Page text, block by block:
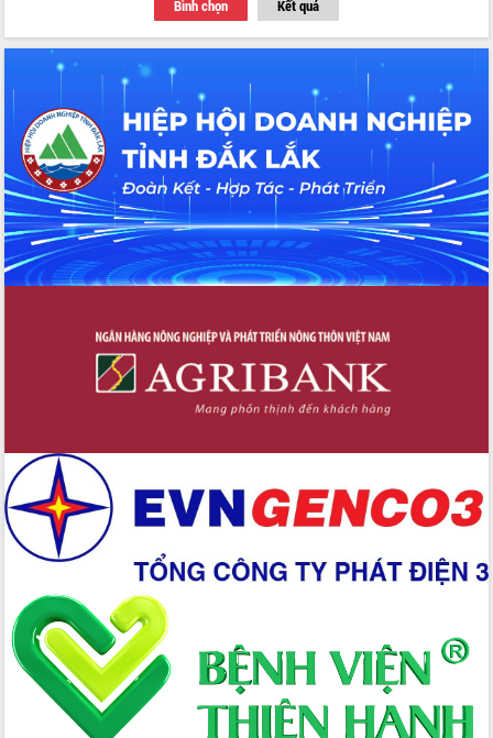
Thứ trưởng Bộ Y tế làm việc với tỉnh
Đắk Lắk về phát triển nhân lực y tế
cho trạm y tế cấp xã
Du lịch Đắk Lắk nâng tầm trải nghiệm
du khách thông qua Hệ thống cơ sở dữ
liệu và Bản đồ số
Tập huấn ứng dụng trí tuệ nhân tạo (AI)
trong thương mại điện tử năm 2026
Đoàn đại biểu Quốc hội tỉnh Đắk Lắk
trao đổi thông tin trước Kỳ họp thứ
nhất, Quốc hội khóa XVI
Quyết liệt cải cách hành chính, khơi
Nâng cao hiệu lực, hiệu quả HĐND
tỉnh thông qua hiện đại hóa hành chính
Xã Ea Phê gắn cải cách hành chính với
chuyển đổi số
Hồ Thị Nguyên Thảo làm việc tại Trung
tâm Phục vụ hành chính công xã Ea
Xây dựng nền hành chính số đồng
hành cùng nông dân dân, doanh nghiệp
Giai đoạn 2026-2030, Đắk Lắk phấn
đấu có 77% xã đạt chuẩn nông thôn
mới
Chuyển đổi số 'mở đường' cho nông
nghiệp Đắk Lắk tăng trưởng bứt phá
Triển khai đồng bộ đo đạc, lập hồ sơ
địa chính, hoàn thiện cơ sở dữ liệu đất
Bình chọn Kết quả